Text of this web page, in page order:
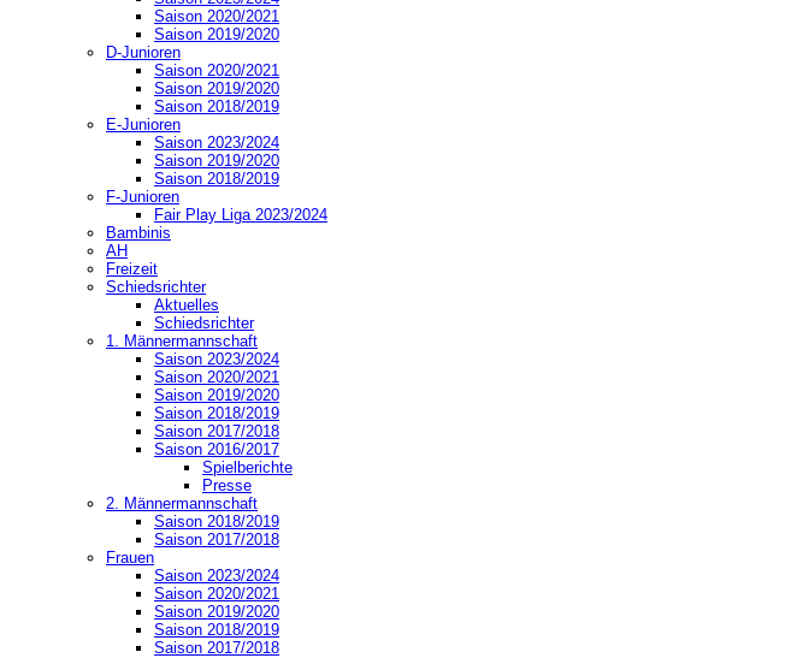
Saison 2020/2021
Saison 2019/2020
D-Junioren
Saison 2020/2021
Saison 2019/2020
Saison 2018/2019
E-Junioren
Saison 2023/2024
Saison 2019/2020
Saison 2018/2019
F-Junioren
Fair Play Liga 2023/2024
Bambinis
AH
Freizeit
Schiedsrichter
Aktuelles
Schiedsrichter
1. Männermannschaft
Saison 2023/2024
Saison 2020/2021
Saison 2019/2020
Saison 2018/2019
Saison 2017/2018
Saison 2016/2017
Spielberichte
Presse
2. Männermannschaft
Saison 2018/2019
Saison 2017/2018
Frauen
Saison 2023/2024
Saison 2020/2021
Saison 2019/2020
Saison 2018/2019
Saison 2017/2018